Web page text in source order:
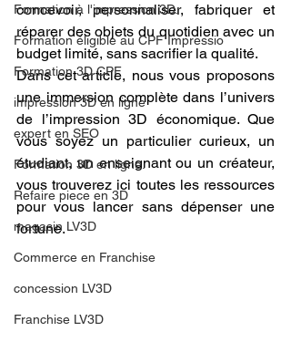
Formation à l'impression 3D.
Formation éligible au CPF Impressio
Formation 3D CPF
impression 3D en ligne
expert en SEO
Formation 3D en ligne.
Refaire piece en 3D
magasin LV3D
Commerce en Franchise
concession LV3D
Franchise LV3D
concevoir, personnaliser, fabriquer et
réparer des objets du quotidien avec un
budget limité, sans sacrifier la qualité.
Dans cet article, nous vous proposons
une immersion complète dans l’univers
de l’impression 3D économique. Que
vous soyez un particulier curieux, un
étudiant, un enseignant ou un créateur,
vous trouverez ici toutes les ressources
pour vous lancer sans dépenser une
fortune.